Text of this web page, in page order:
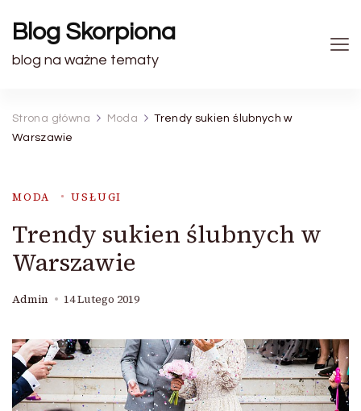
Blog Skorpiona
blog na ważne tematy
Strona główna Moda
Trendy sukien ślubnych w
Warszawie
MODA USŁUGI
Trendy sukien ślubnych w
Warszawie
Admin 14 Lutego 2019